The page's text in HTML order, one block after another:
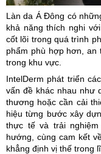
Làn da Á Đông có
khả năng thích nghi
cốt lõi trong quá trình
phẩm phù hợp hơn, an
trong khu vực.
IntelDerm phát triển
vấn đề khác nhau như
thương hoặc cần cải
hiệu từng bước xây
thực tế và trải
hướng, cùng cam kết
khẳng định vị thế trong